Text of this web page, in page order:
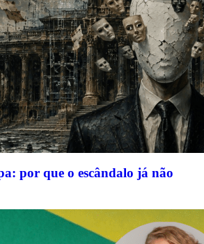
por que o escândalo já não